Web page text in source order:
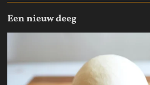
Een nieuw deeg